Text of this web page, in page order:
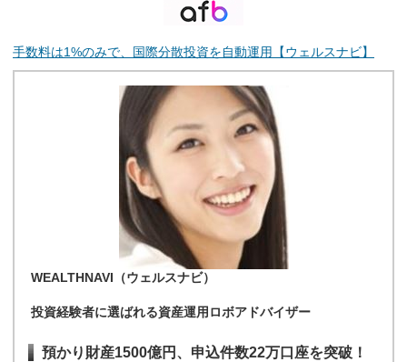
手数料は1%のみで、国際分散投資を自動運用【ウェルスナビ】
WEALTHNAVI（ウェルスナビ）
投資経験者に選ばれる資産運用ロボアドバイザー
預かり財産1500億円、申込件数22万口座を突破！